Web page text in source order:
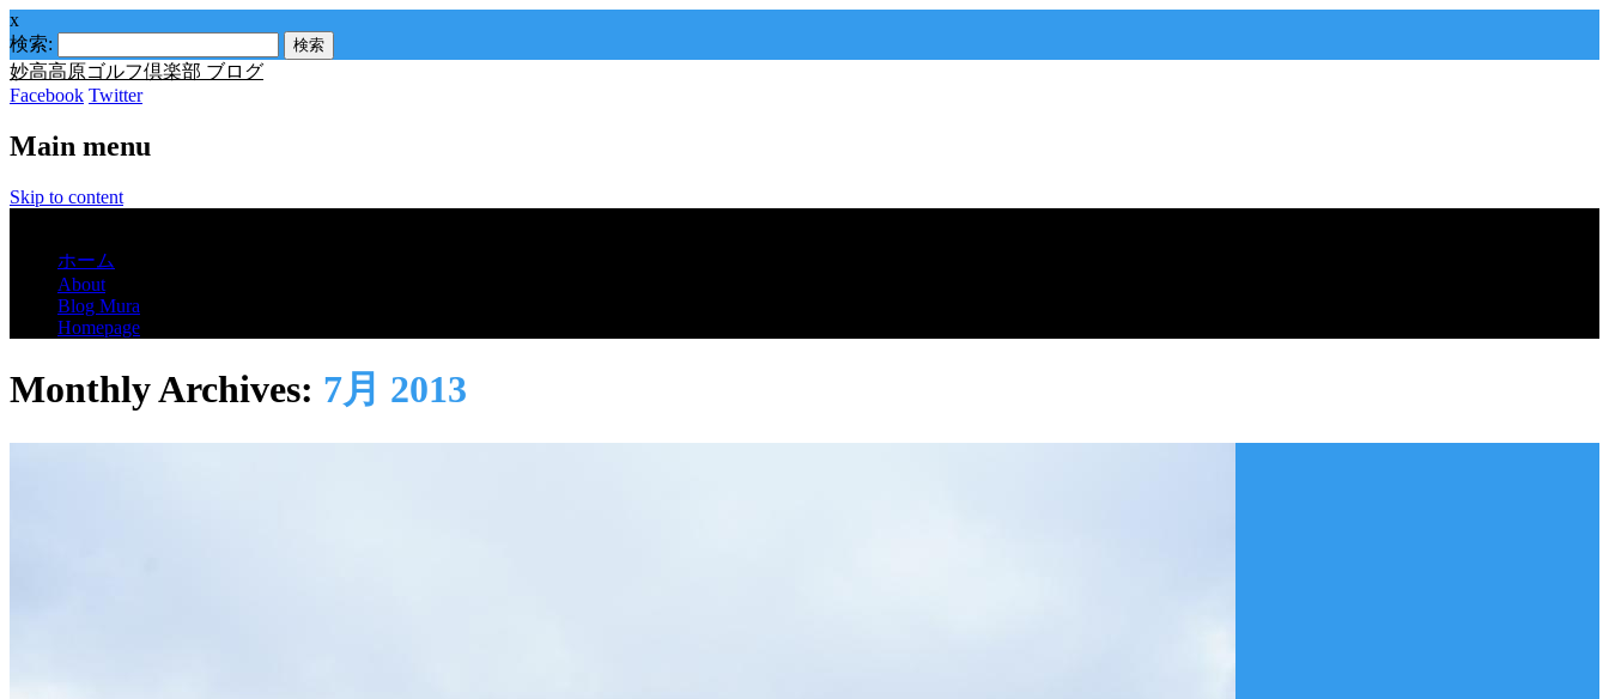
x
検索:
妙高高原ゴルフ倶楽部 ブログ
Facebook Twitter
Main menu
Skip to content
ホーム
About
Blog Mura
Homepage
Monthly Archives: 7月 2013